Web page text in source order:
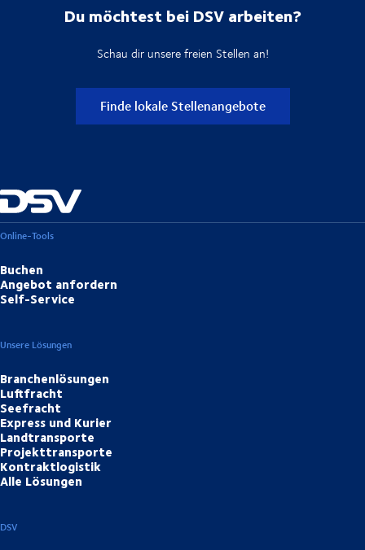
Du möchtest bei DSV arbeiten?
Schau dir unsere freien Stellen an!
Finde lokale Stellenangebote
Online-Tools
Buchen
Angebot anfordern
Self-Service
Unsere Lösungen
Branchenlösungen
Luftfracht
Seefracht
Express und Kurier
Landtransporte
Projekttransporte
Kontraktlogistik
Alle Lösungen
DSV